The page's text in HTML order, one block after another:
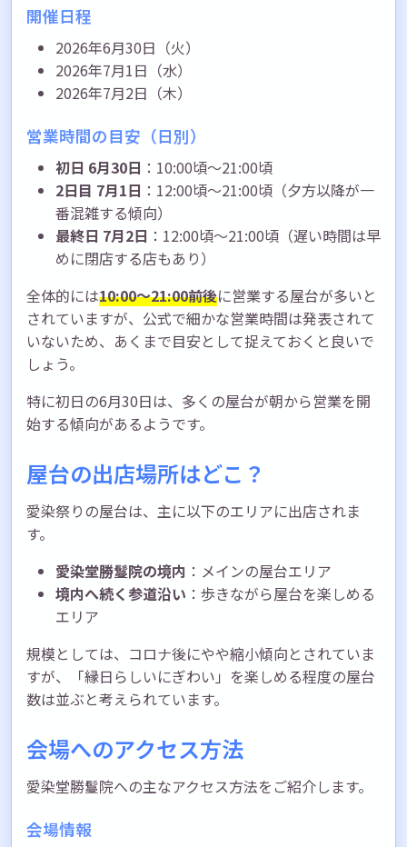
開催日程
2026年6月30日（火）
2026年7月1日（水）
2026年7月2日（木）
営業時間の目安（日別）
初日 6月30日 ：10:00頃〜21:00頃
2日目 7月1日 ：12:00頃〜21:00頃（夕方以降が一
番混雑する傾向）
最終日 7月2日 ：12:00頃〜21:00頃（遅い時間は早
めに閉店する店もあり）
全体的には10:00〜21:00前後に営業する屋台が多いと
されていますが、公式で細かな営業時間は発表されて
いないため、あくまで目安として捉えておくと良いで
しょう。
特に初日の6月30日は、多くの屋台が朝から営業を開
始する傾向があるようです。
屋台の出店場所はどこ？
愛染祭りの屋台は、主に以下のエリアに出店されま
す。
愛染堂勝鬘院の境内 ：メインの屋台エリア
境内へ続く参道沿い ：歩きながら屋台を楽しめる
エリア
規模としては、コロナ後にやや縮小傾向とされていま
すが、「縁日らしいにぎわい」を楽しめる程度の屋台
数は並ぶと考えられています。
会場へのアクセス方法
愛染堂勝鬘院への主なアクセス方法をご紹介します。
会場情報